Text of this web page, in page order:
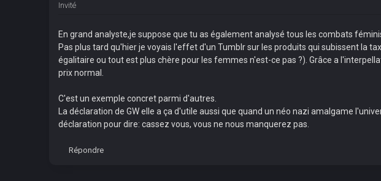
Invité
En grand analyste,je suppose que tu as également analysé tous les combats
Pas plus tard qu'hier je voyais l'effet d'un Tumblr sur les produits qui subissent la
égalitaire ou tout est plus chère pour les femmes n'est-ce pas ?). Grâce a
prix normal.
C'est un exemple concret parmi d'autres.
La déclaration de GW elle a ça d'utile aussi que quand un néo nazi amalgame
déclaration pour dire: cassez vous, vous ne nous manquerez pas.
Répondre